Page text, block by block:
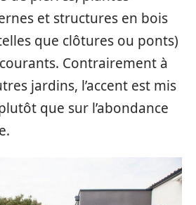
et structures en bois
que clôtures ou ponts)
Contrairement à
jardins, l’accent est mis
que sur l’abondance